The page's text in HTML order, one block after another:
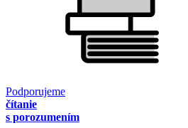
Podporujeme
čítanie
s porozumením